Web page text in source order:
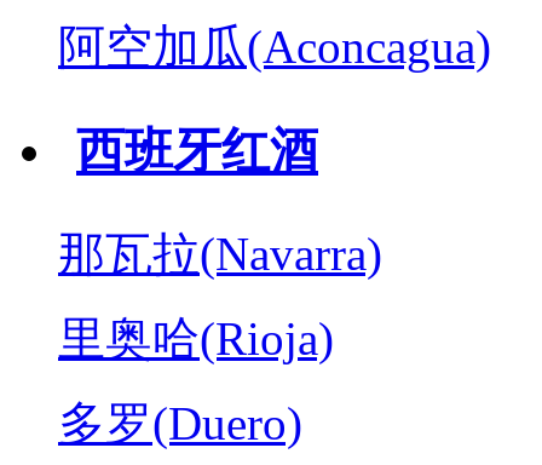
阿空加瓜(Aconcagua)
西班牙红酒
那瓦拉(Navarra)
里奥哈(Rioja)
多罗(Duero)